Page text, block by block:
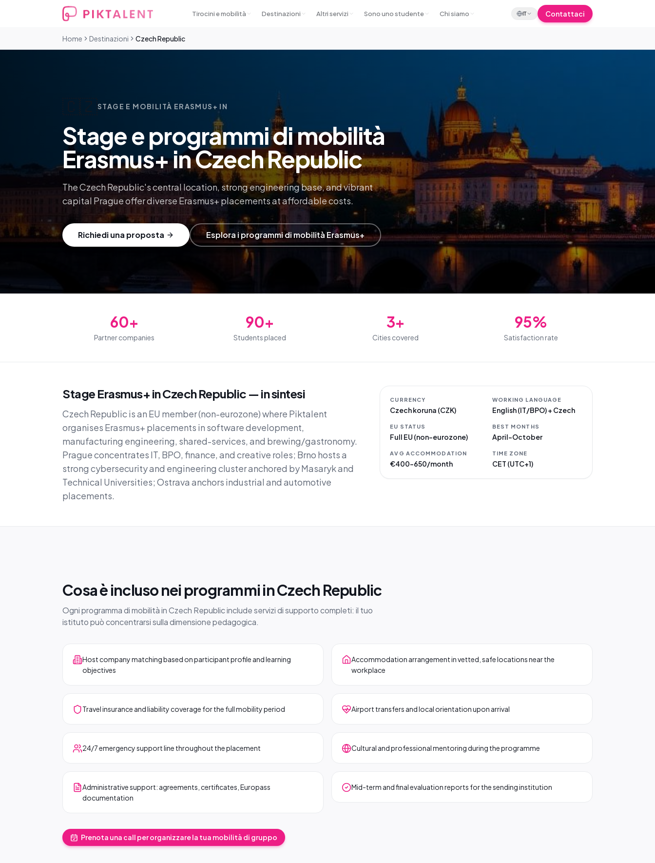
Tirocini e mobilità Destinazioni Altri servizi Sono uno studente Chi siamo IT Contattaci
Home Destinazioni Czech Republic
STAGE E MOBILITÀ ERASMUS+ IN
Stage e programmi di mobilità
Erasmus+ in Czech Republic
The Czech Republic's central location, strong engineering base, and vibrant
capital Prague offer diverse Erasmus+ placements at affordable costs.
Richiedi una proposta Esplora i programmi di mobilità Erasmus+
60+
Partner companies
90+
Students placed
3+
Cities covered
95%
Satisfaction rate
Stage Erasmus+ in Czech Republic — in sintesi
Czech Republic is an EU member (non-eurozone) where Piktalent
organises Erasmus+ placements in software development,
manufacturing engineering, shared-services, and brewing/gastronomy.
Prague concentrates IT, BPO, finance, and creative roles; Brno hosts a
strong cybersecurity and engineering cluster anchored by Masaryk and
Technical Universities; Ostrava anchors industrial and automotive
placements.
CURRENCY
Czech koruna (CZK)
WORKING LANGUAGE
English (IT/BPO) + Czech
EU STATUS
Full EU (non-eurozone)
BEST MONTHS
April–October
AVG ACCOMMODATION
€400–650/month
TIME ZONE
CET (UTC+1)
Cosa è incluso nei programmi in Czech Republic
Ogni programma di mobilità in Czech Republic include servizi di supporto completi: il tuo
istituto può concentrarsi sulla dimensione pedagogica.
Host company matching based on participant profile and learning
objectives
Accommodation arrangement in vetted, safe locations near the
workplace
Travel insurance and liability coverage for the full mobility period Airport transfers and local orientation upon arrival
24/7 emergency support line throughout the placement Cultural and professional mentoring during the programme
Administrative support: agreements, certificates, Europass
documentation
Mid-term and final evaluation reports for the sending institution
Prenota una call per organizzare la tua mobilità di gruppo